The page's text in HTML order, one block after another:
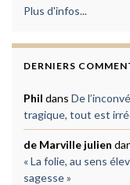
Plus d'infos...
DERNIERS
Phil dans De
tragique, tout est
de Marville julien
« La folie, au sens
sagesse »